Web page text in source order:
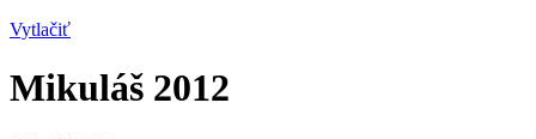
Vytlačiť
Mikuláš 2012